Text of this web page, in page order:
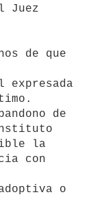
Juez
de que
la
con
o